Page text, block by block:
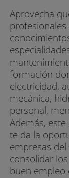
Aprovecha
formación
electricidad,
mecánica,
personal,
Además,
te da la
empresas
consolidar
buen empleo